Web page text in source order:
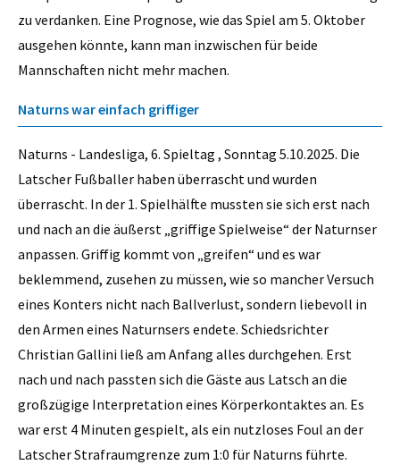
zu verdanken. Eine Prognose, wie das Spiel am 5. Oktober
ausgehen könnte, kann man inzwischen für beide
Mannschaften nicht mehr machen.
Naturns war einfach griffiger
Naturns - Landesliga, 6. Spieltag , Sonntag 5.10.2025. Die
Latscher Fußballer haben überrascht und wurden
überrascht. In der 1. Spielhälfte mussten sie sich erst nach
und nach an die äußerst „griffige Spielweise“ der Naturnser
anpassen. Griffig kommt von „greifen“ und es war
beklemmend, zusehen zu müssen, wie so mancher Versuch
eines Konters nicht nach Ballverlust, sondern liebevoll in
den Armen eines Naturnsers endete. Schiedsrichter
Christian Gallini ließ am Anfang alles durchgehen. Erst
nach und nach passten sich die Gäste aus Latsch an die
großzügige Interpretation eines Körperkontaktes an. Es
war erst 4 Minuten gespielt, als ein nutzloses Foul an der
Latscher Strafraumgrenze zum 1:0 für Naturns führte.